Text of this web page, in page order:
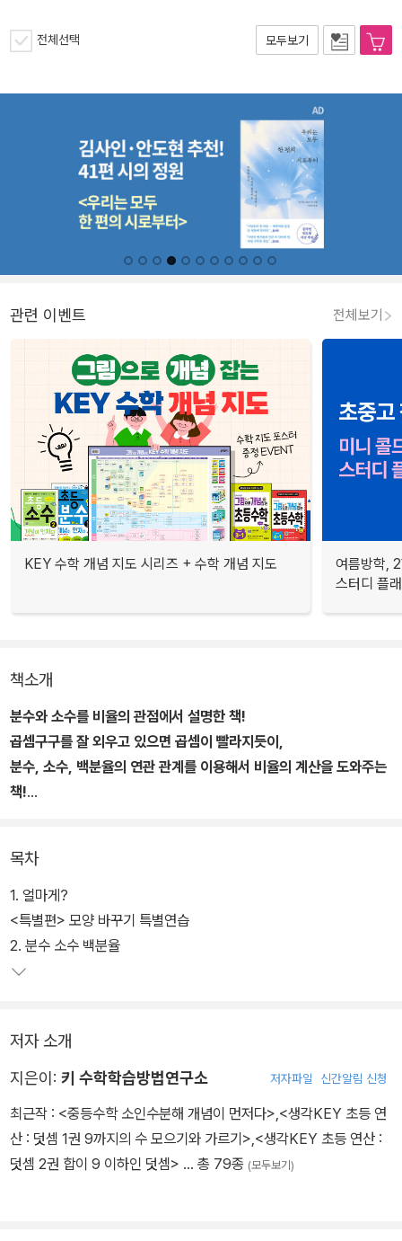
전체선택 모두보기
관련 이벤트 전체보기
KEY 수학 개념 지도 시리즈 + 수학 개념 지도
여름방학,
스터디 플
책소개
분수와 소수를 비율의 관점에서 설명한 책!
곱셈구구를 잘 외우고 있으면 곱셈이 빨라지듯이,
분수, 소수, 백분율의 연관 관계를 이용해서 비율의 계산을 도와주는
책!
1. 분수, 소수, 백분율은 같은 내용에 대한 다른 표현!
수학에서 정답은 하나지만, 표현하는 방법은 여러 가지입니다. 예를
들어 123이라는 수는 백이 1개, 십이 2개, 일이 3개인 수로 표현할 수
있지요. 또한 십이 12개, 일이 3개인 수로 표현할 수도 있습니다. 수
학에서는 이렇게 같은 것을 여러 가지 방법으로 표현할 때가 있습니
다.
초등 과정에서도 같은 것을 다르게 표현하는 연습을 충분히 해야 하
반’은 분수로 나타내면 1/2이고, 소수로 나타내면 0.5, 백분율로 나타
내면 50%, 이렇게 다르게 표현하지요. 이 책에서는 이처럼 같은 것
을 분수, 소수, 백분율로 나타내는 연습을 하게 됩니다.
목차
1. 얼마게?
<특별편> 모양 바꾸기 특별연습
2. 분수 소수 백분율
저자 소개
지은이: 키 수학학습방법연구소 저자파일 신간알림 신청
최근작 : <중등수학 소인수분해 개념이 먼저다>,<생각KEY 초등 연
산 : 덧셈 1권 9까지의 수 모으기와 가르기>,<생각KEY 초등 연산 :
덧셈 2권 합이 9 이하인 덧셈> … 총 79종 (모두보기)